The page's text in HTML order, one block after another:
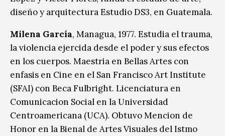
diseño y arquitectura Estudio DS3, en Guatemala.
Milena García, Managua, 1977. Estudia el trauma,
la violencia ejercida desde el poder y sus efectos
en los cuerpos. Maestria en Bellas Artes con
enfasis en Cine en el San Francisco Art Institute
(SFAI) con Beca Fulbright. Licenciatura en
Comunicacion Social en la Universidad
Centroamericana (UCA). Obtuvo Mencion de
Honor en la Bienal de Artes Visuales del Istmo